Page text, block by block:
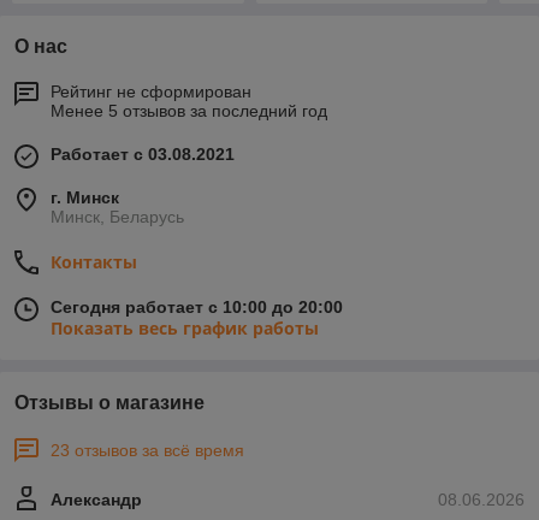
О нас
Рейтинг не сформирован
Менее 5 отзывов за последний год
Работает с 03.08.2021
г. Минск
Минск, Беларусь
Контакты
Сегодня работает с 10:00 до 20:00
Показать весь график работы
Отзывы о магазине
23 отзывов за всё время
08.06.2026
Александр